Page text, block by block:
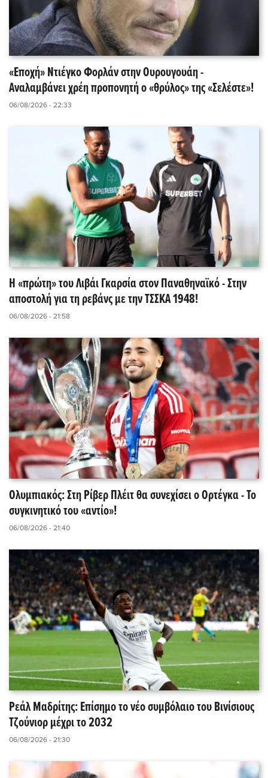
«Εποχή» Ντιέγκο Φορλάν στην Ουρουγουάη -
Αναλαμβάνει χρέη προπονητή ο «θρύλος» της «Σελέστε»!
06/08/2026 - 22:33
Η «πρώτη» του Λιβάι Γκαρσία στον Παναθηναϊκό - Στην
αποστολή για τη ρεβάνς με την ΤΣΣΚΑ 1948!
06/08/2026 - 21:58
Ολυμπιακός: Στη Ρίβερ Πλέιτ θα συνεχίσει ο Ορτέγκα - Το
συγκινητικό του «αντίο»!
06/08/2026 - 21:40
Ρεάλ Μαδρίτης: Επίσημο το νέο συμβόλαιο του Βινίσιους
Τζούνιορ μέχρι το 2032
06/08/2026 - 21:30